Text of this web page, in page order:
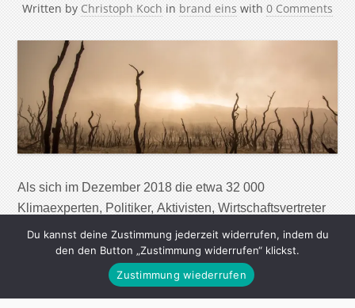
Written by Christoph Koch in brand eins with 0 Comments
Als sich im Dezember 2018 die etwa 32 000
Klimaexperten, Politiker, Aktivisten, Wirtschaftsvertreter
und Journalisten nach 14 Tagen hitziger Debatten im
polnischen Kattowitz trennten, lautete ihr Fazit: 2 Grad.
Auf 2 Grad Celsius, verglichen mit dem vorindustriellen
Niveau, müsse der Anstieg der globalen Temperatur im
Du kannst deine Zustimmung jederzeit widerrufen, indem du
den den Button „Zustimmung widerrufen“ klickst.
Zustimmung wiederrufen